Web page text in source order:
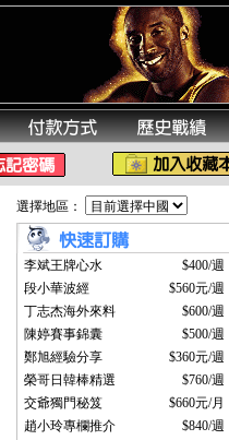
選擇地區：
李斌王牌心水
$400/週
段小華波經
$560元/週
丁志杰海外來料
$600/週
陳婷賽事錦囊
$500/週
鄭旭經驗分享
$360元/週
榮哥日韓棒精選
$760/週
交爺獨門秘笈
$660元/月
趙小玲專欄推介
$840/週